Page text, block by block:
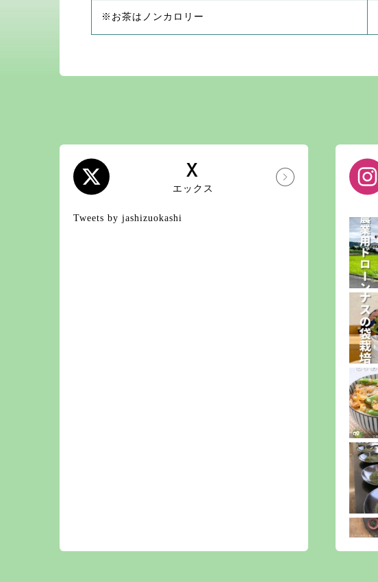
※お茶はノンカロリー
X
エックス
Tweets by jashizuokashi